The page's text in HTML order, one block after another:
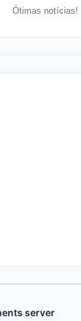
Ótimas notícias!
server